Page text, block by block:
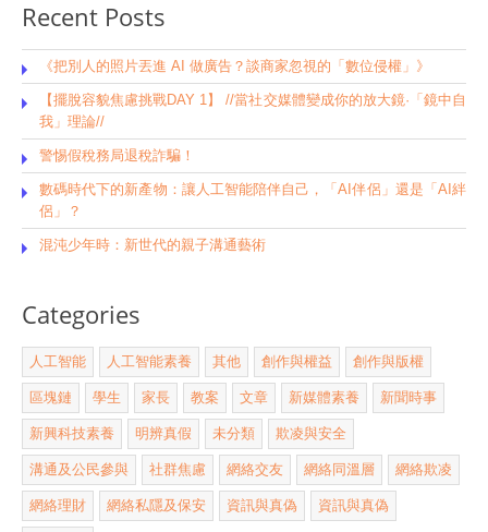
Recent Posts
《把別人的照片丟進 AI 做廣告？談商家忽視的「數位侵權」》
【擺脫容貌焦慮挑戰DAY 1】 //當社交媒體變成你的放大鏡·「鏡中自
我」理論//
警惕假稅務局退稅詐騙！
數碼時代下的新產物：讓人工智能陪伴自己，「AI伴侶」還是「AI絆
侶」？
混沌少年時：新世代的親子溝通藝術
Categories
人工智能 人工智能素養 其他 創作與權益 創作與版權
區塊鏈 學生 家長 教案 文章 新媒體素養 新聞時事
新興科技素養 明辨真假 未分類 欺凌與安全
溝通及公民參與 社群焦慮 網絡交友 網絡同溫層 網絡欺凌
網絡理財 網絡私隱及保安 資訊與真偽 資訊與真偽